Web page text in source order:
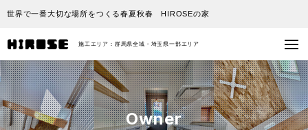
世界で一番大切な場所をつくる春夏秋春 HIROSEの家
施工エリア：群馬県全域・埼玉県一部エリア
Owner